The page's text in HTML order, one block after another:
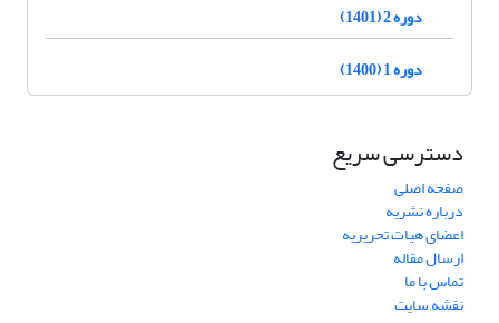
دوره 2 (1401)
دوره 1 (1400)
دسترسی سریع
صفحه اصلی
درباره نشریه
اعضای هیات تحریریه
ارسال مقاله
تماس با ما
نقشه سایت